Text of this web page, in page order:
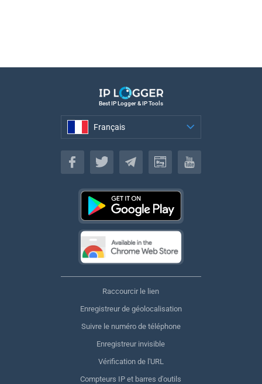
Best IP Logger & IP Tools
Français
Français
Raccourcir le lien
Enregistreur de géolocalisation
Suivre le numéro de téléphone
Enregistreur invisible
Vérification de l'URL
Compteurs IP et barres d'outils